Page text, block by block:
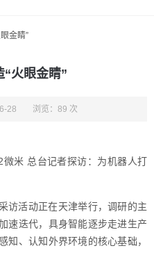
金睛”
“火眼金睛”
28 浏览：89 次
米 总台记者探访：为机器人打
访活动正在天津举行，调研的主
速迭代，具身智能逐步走进生产
知、认知外界环境的核心基础，